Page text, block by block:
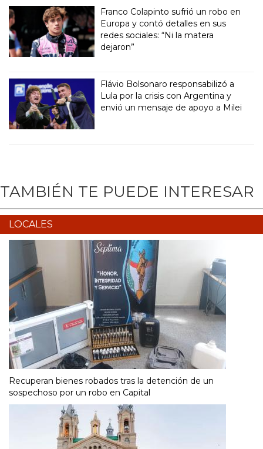
Franco Colapinto sufrió un robo en
Europa y contó detalles en sus
redes sociales: “Ni la matera
dejaron”
Flávio Bolsonaro responsabilizó a
Lula por la crisis con Argentina y
envió un mensaje de apoyo a Milei
TAMBIÉN TE PUEDE INTERESAR
LOCALES
Recuperan bienes robados tras la detención de un
sospechoso por un robo en Capital